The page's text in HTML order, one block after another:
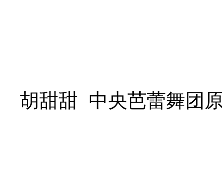
胡甜甜 中央芭蕾舞团